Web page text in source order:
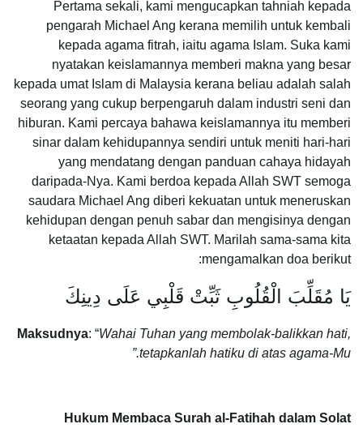
Pertama sekali, kami mengucapkan tahniah kepada
pengarah Michael Ang kerana memilih untuk kembali
kepada agama fitrah, iaitu agama Islam. Suka kami
nyatakan keislamannya memberi makna yang besar
kepada umat Islam di Malaysia kerana beliau adalah salah
seorang yang cukup berpengaruh dalam industri seni dan
hiburan. Kami percaya bahawa keislamannya itu memberi
sinar dalam kehidupannya sendiri untuk meniti hari-hari
yang mendatang dengan panduan cahaya hidayah
daripada-Nya. Kami berdoa kepada Allah SWT semoga
saudara Michael Ang diberi kekuatan untuk meneruskan
kehidupan dengan penuh sabar dan mengisinya dengan
ketaatan kepada Allah SWT. Marilah sama-sama kita
mengamalkan doa berikut:
يَا مُقَلِّبَ الْقُلُوبِ ثَبِّتْ قَلْبِي عَلَى دِينِكَ
Maksudnya: “Wahai Tuhan yang membolak-balikkan hati,
tetapkanlah hatiku di atas agama-Mu.”
Hukum Membaca Surah al-Fatihah dalam Solat